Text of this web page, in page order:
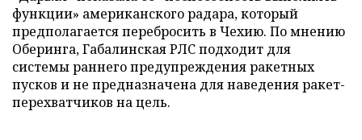
функции» американского радара, который
предполагается перебросить в Чехию. По мнению
Оберинга, Габалинская РЛС подходит для
системы раннего предупреждения ракетных
пусков и не предназначена для наведения ракет-
перехватчиков на цель.